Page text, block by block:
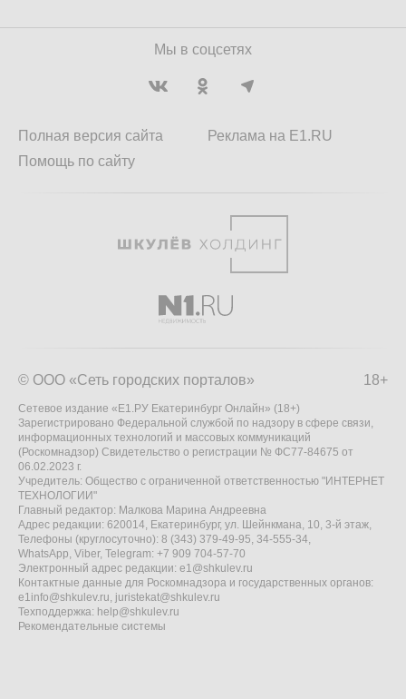
Мы в соцсетях
Полная версия сайта
Помощь по сайту
Реклама на E1.RU
18+
© ООО «Сеть городских порталов»
Сетевое издание «Е1.РУ Екатеринбург Онлайн» (18+)
Зарегистрировано Федеральной службой по надзору в сфере связи,
информационных технологий и массовых коммуникаций
(Роскомнадзор) Свидетельство о регистрации № ФС77-84675 от
06.02.2023 г.
Учредитель: Общество с ограниченной ответственностью "ИНТЕРНЕТ
ТЕХНОЛОГИИ"
Главный редактор: Малкова Марина Андреевна
Адрес редакции: 620014, Екатеринбург, ул. Шейнкмана, 10, 3-й этаж,
Телефоны (круглосуточно): 8 (343) 379-49-95, 34-555-34,
WhatsApp, Viber, Telegram: +7 909 704-57-70
Электронный адрес редакции: e1@shkulev.ru
Контактные данные для Роскомнадзора и государственных органов:
e1info@shkulev.ru, juristekat@shkulev.ru
Техподдержка: help@shkulev.ru
Рекомендательные системы